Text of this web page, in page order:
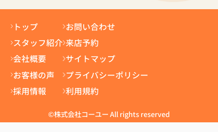
トップ
スタッフ紹介
会社概要
お客様の声
採用情報
お問い合わせ
来店予約
サイトマップ
プライバシーポリシー
利用規約
©株式会社コーユー All rights reserved